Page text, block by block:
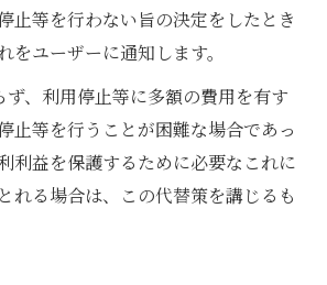
止等を行わない旨の決定をしたとき
をユーザーに通知します。
、利用停止等に多額の費用を有す
止等を行うことが困難な場合であっ
利益を保護するために必要なこれに
れる場合は、この代替策を講じるも